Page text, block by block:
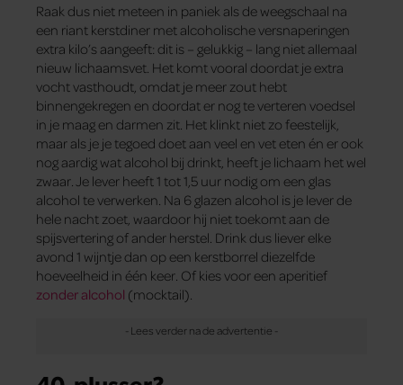
Raak dus niet meteen in paniek als de weegschaal na
een riant kerstdiner met alcoholische versnaperingen
extra kilo’s aangeeft: dit is – gelukkig – lang niet allemaal
nieuw lichaamsvet. Het komt vooral doordat je extra
vocht vasthoudt, omdat je meer zout hebt
binnengekregen en doordat er nog te verteren voedsel
in je maag en darmen zit. Het klinkt niet zo feestelijk,
maar als je je tegoed doet aan veel en vet eten én er ook
nog aardig wat alcohol bij drinkt, heeft je lichaam het wel
zwaar. Je lever heeft 1 tot 1,5 uur nodig om een glas
alcohol te verwerken. Na 6 glazen alcohol is je lever de
hele nacht zoet, waardoor hij niet toekomt aan de
spijsvertering of ander herstel. Drink dus liever elke
avond 1 wijntje dan op een kerstborrel diezelfde
hoeveelheid in één keer. Of kies voor een aperitief
zonder alcohol (mocktail).